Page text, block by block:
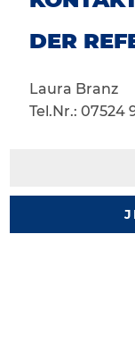
DER
Laura Branz
Tel.Nr.: 07524